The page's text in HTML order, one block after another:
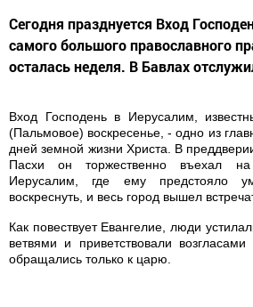
Сегодня празднуется Вход
самого большого православного
осталась неделя. В Бавлах
Вход Господень в Иерусалим,
(Пальмовое) воскресенье, - одно из
дней земной жизни Христа. В
Пасхи он торжественно въехал
Иерусалим, где ему предстояло
воскреснуть, и весь город вышел
Как повествует Евангелие, люди
ветвями и приветствовали
обращались только к царю.